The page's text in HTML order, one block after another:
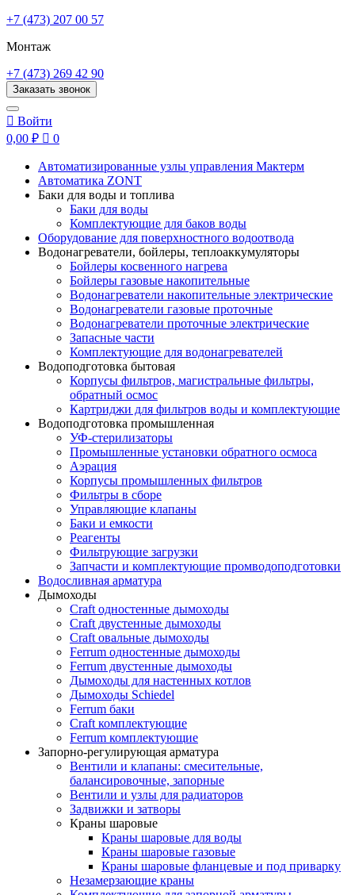
+7 (473) 207 00 57
Монтаж
+7 (473) 269 42 90
Заказать звонок
 Войти
0,00 ₽  0
Автоматизированные узлы управления Мактерм
Автоматика ZONT
Баки для воды и топлива
Баки для воды
Комплектующие для баков воды
Оборудование для поверхностного водоотвода
Водонагреватели, бойлеры, теплоаккумуляторы
Бойлеры косвенного нагрева
Бойлеры газовые накопительные
Водонагреватели накопительные электрические
Водонагреватели газовые проточные
Водонагреватели проточные электрические
Запасные части
Комплектующие для водонагревателей
Водоподготовка бытовая
Корпусы фильтров, магистральные фильтры,
обратный осмос
Картриджи для фильтров воды и комплектующие
Водоподготовка промышленная
УФ-стерилизаторы
Промышленные установки обратного осмоса
Аэрация
Корпусы промышленных фильтров
Фильтры в сборе
Управляющие клапаны
Баки и емкости
Реагенты
Фильтрующие загрузки
Запчасти и комплектующие промводоподготовки
Водосливная арматура
Дымоходы
Craft одностенные дымоходы
Craft двустенные дымоходы
Craft овальные дымоходы
Ferrum одностенные дымоходы
Ferrum двустенные дымоходы
Дымоходы для настенных котлов
Дымоходы Schiedel
Ferrum баки
Craft комплектующие
Ferrum комплектующие
Запорно-регулирующая арматура
Вентили и клапаны: смесительные,
балансировочные, запорные
Вентили и узлы для радиаторов
Задвижки и затворы
Краны шаровые
Краны шаровые для воды
Краны шаровые газовые
Краны шаровые фланцевые и под приварку
Незамерзающие краны